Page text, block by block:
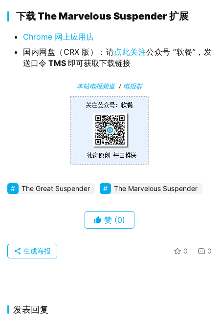
下载 The Marvelous Suspender 扩展
Chrome 网上应用店
国内网盘（CRX 版）：请点此关注公众号 “软餐”，发
送口令 TMS 即可获取下载链接
本站电报频道/ 电报群
The Great Suspender The Marvelous Suspender
赞 (0)
0 0
生成海报
发表回复